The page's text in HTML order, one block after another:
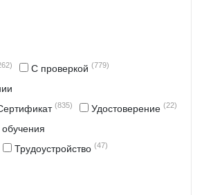
С проверкой (779)
(835) Удостоверение (22)
Трудоустройство (47)